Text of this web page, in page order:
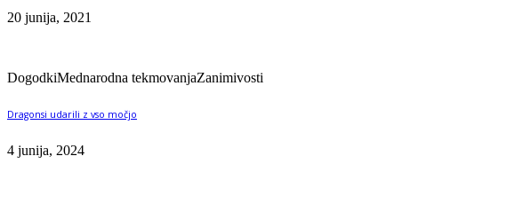
20 junija, 2021
DogodkiMednarodna tekmovanjaZanimivosti
Dragonsi udarili z vso močjo
4 junija, 2024